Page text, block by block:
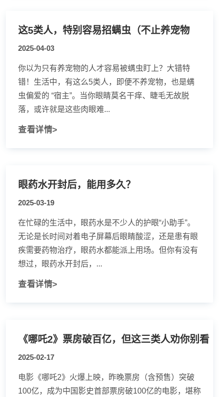
这5类人，特别容易招螨虫（不止养宠物
2025-04-03
你以为只有养宠物的人才容易被螨虫盯上？大错特
错！生活中，有这么5类人，即便不养宠物，也是螨
虫偏爱的 “宿主”。当你眼睛莫名干痒、睫毛无故脱
落，或许就是这些肉眼难...
查看详情>
眼药水开封后，能用多久？
2025-03-19
在忙碌的生活中，眼药水是不少人的护眼“小助手”。
无论是长时间对着电子屏幕后眼睛酸涩，还是患有眼
疾需要药物治疗，眼药水都能派上用场。但你有没有
想过，眼药水开封后，...
查看详情>
《哪吒2》票房破百亿，但这三类人劝你别看
2025-02-17
电影《哪吒2》火爆上映，昨晚票房（含预售）突破
100亿，成为中国影史首部票房破100亿的电影，堪称